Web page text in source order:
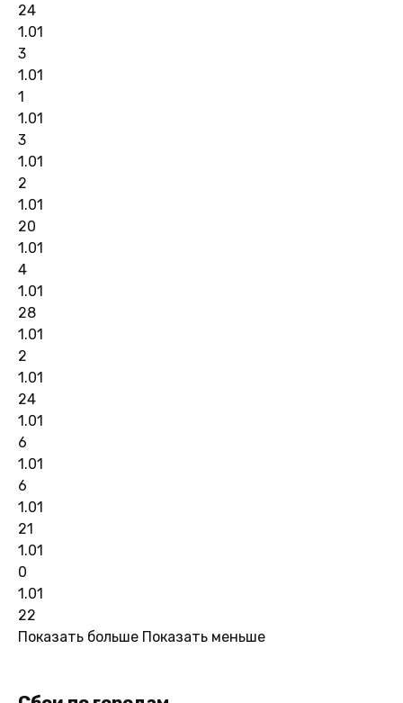
24
1.01
3
1.01
1
1.01
3
1.01
2
1.01
20
1.01
4
1.01
28
1.01
2
1.01
24
1.01
6
1.01
6
1.01
21
1.01
0
1.01
22
Показать больше Показать меньше